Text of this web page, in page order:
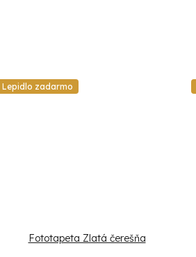
Lepidlo zadarmo
Fototapeta Zlatá čerešňa